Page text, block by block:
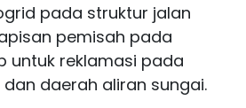
pada struktur jalan
pemisah pada
untuk reklamasi pada
daerah aliran sungai.